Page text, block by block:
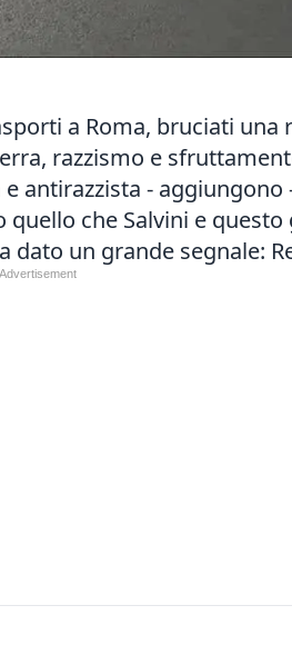
a Roma, bruciati
razzismo e
antirazzista -
che Salvini e
dato un grande segnale: